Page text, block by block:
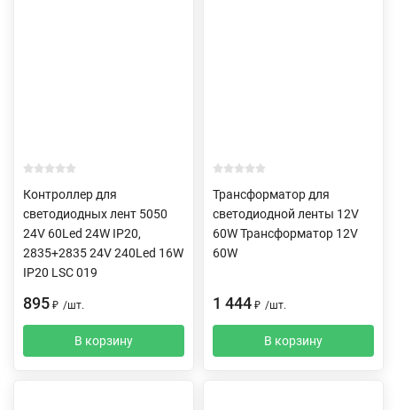
Контроллер для
светодиодных лент 5050
24V 60Led 24W IP20,
2835+2835 24V 240Led 16W
IP20 LSC 019
895 ₽ /шт.
В корзину
Трансформатор для
светодиодной ленты 12V
60W Трансформатор 12V
60W
1 444 ₽ /шт.
В корзину